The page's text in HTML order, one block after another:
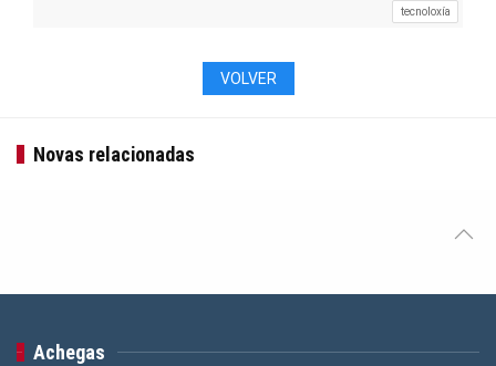
tecnoloxía
VOLVER
Novas relacionadas
Achegas